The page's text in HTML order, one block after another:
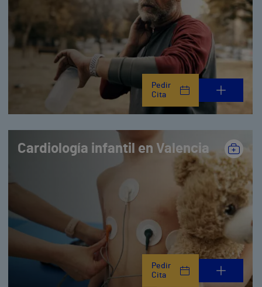
Pedir
Cita
Cardiología infantil en Valencia
Pedir
Cita